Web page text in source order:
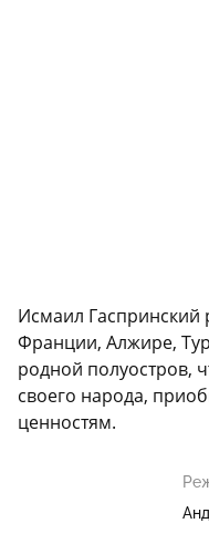
Исмаил
Франции, Алжире,
родной полуостров,
своего народа,
ценностям.